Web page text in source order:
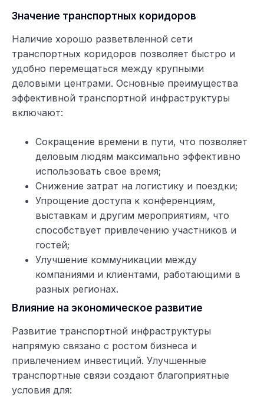
Значение транспортных коридоров
Наличие хорошо разветвленной сети
транспортных коридоров позволяет быстро и
удобно перемещаться между крупными
деловыми центрами. Основные преимущества
эффективной транспортной инфраструктуры
включают:
Сокращение времени в пути, что позволяет
деловым людям максимально эффективно
использовать свое время;
Снижение затрат на логистику и поездки;
Упрощение доступа к конференциям,
выставкам и другим мероприятиям, что
способствует привлечению участников и
гостей;
Улучшение коммуникации между
компаниями и клиентами, работающими в
разных регионах.
Влияние на экономическое развитие
Развитие транспортной инфраструктуры
напрямую связано с ростом бизнеса и
привлечением инвестиций. Улучшенные
транспортные связи создают благоприятные
условия для: